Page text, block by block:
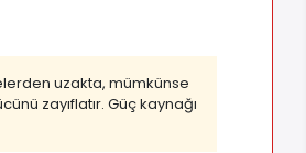
uzakta, mümkünse
zayıflatır. Güç kaynağı